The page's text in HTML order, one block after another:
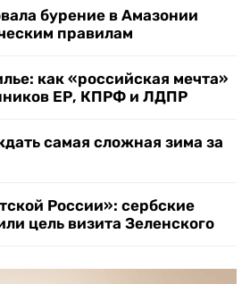
бурение в Амазонии
правилам
как «российская мечта»
ЕР, КПРФ и ЛДПР
самая сложная зима за
России»: сербские
цель визита Зеленского